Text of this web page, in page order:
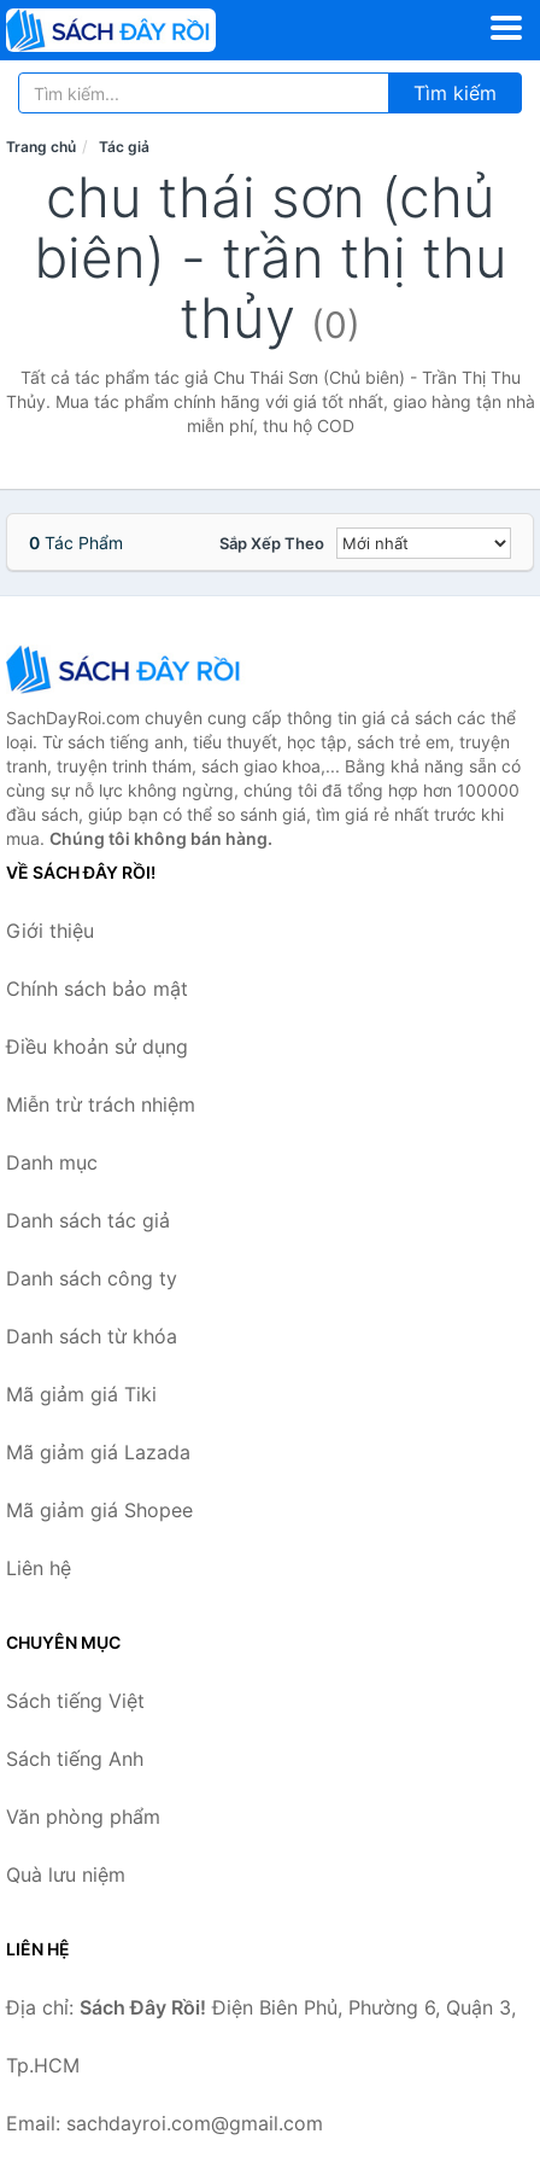
Tìm kiếm
Trang chủ Tác giả
chu thái sơn (chủ
biên) - trần thị thu
thủy (0)
Tất cả tác phẩm tác giả Chu Thái Sơn (Chủ biên) - Trần Thị Thu
Thủy. Mua tác phẩm chính hãng với giá tốt nhất, giao hàng tận nhà
miễn phí, thu hộ COD
0 Tác Phẩm Sắp Xếp Theo
SachDayRoi.com chuyên cung cấp thông tin giá cả sách các thể
loại. Từ sách tiếng anh, tiểu thuyết, học tập, sách trẻ em, truyện
tranh, truyện trinh thám, sách giao khoa,... Bằng khả năng sẵn có
cùng sự nỗ lực không ngừng, chúng tôi đã tổng hợp hơn 100000
đầu sách, giúp bạn có thể so sánh giá, tìm giá rẻ nhất trước khi
mua. Chúng tôi không bán hàng.
VỀ SÁCH ĐÂY RỒI!
Giới thiệu
Chính sách bảo mật
Điều khoản sử dụng
Miễn trừ trách nhiệm
Danh mục
Danh sách tác giả
Danh sách công ty
Danh sách từ khóa
Mã giảm giá Tiki
Mã giảm giá Lazada
Mã giảm giá Shopee
Liên hệ
CHUYÊN MỤC
Sách tiếng Việt
Sách tiếng Anh
Văn phòng phẩm
Quà lưu niệm
LIÊN HỆ
Địa chỉ: Sách Đây Rồi! Điện Biên Phủ, Phường 6, Quận 3,
Tp.HCM
Email: sachdayroi.com@gmail.com